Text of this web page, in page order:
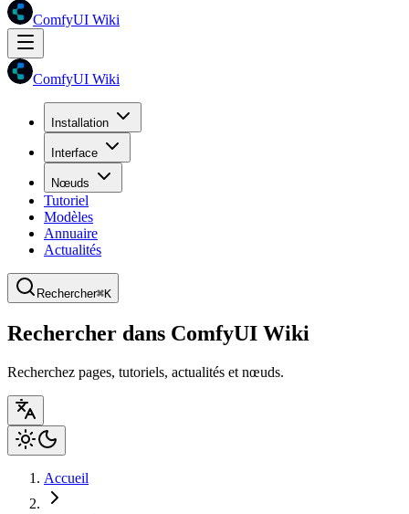
ComfyUI Wiki
ComfyUI Wiki
Installation
Interface
Nœuds
Tutoriel
Modèles
Annuaire
Actualités
Rechercher⌘K
Rechercher dans ComfyUI Wiki
Recherchez pages, tutoriels, actualités et nœuds.
Accueil